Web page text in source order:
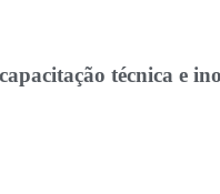
técnica e